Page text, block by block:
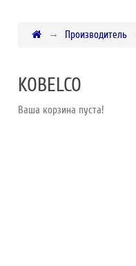
Производитель
KOBELCO
Ваша корзина пуста!